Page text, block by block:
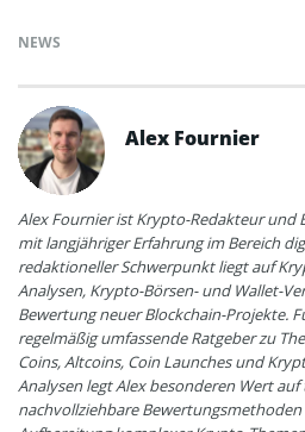
NEWS
Alex Fournier
Alex Fournier ist Krypto-Redakteur und
mit langjähriger Erfahrung im Bereich
redaktioneller Schwerpunkt liegt auf
Analysen, Krypto-Börsen- und Wallet-
Bewertung neuer Blockchain-Projekte.
regelmäßig umfassende Ratgeber zu
Coins, Altcoins, Coin Launches und
Analysen legt Alex besonderen Wert
nachvollziehbare